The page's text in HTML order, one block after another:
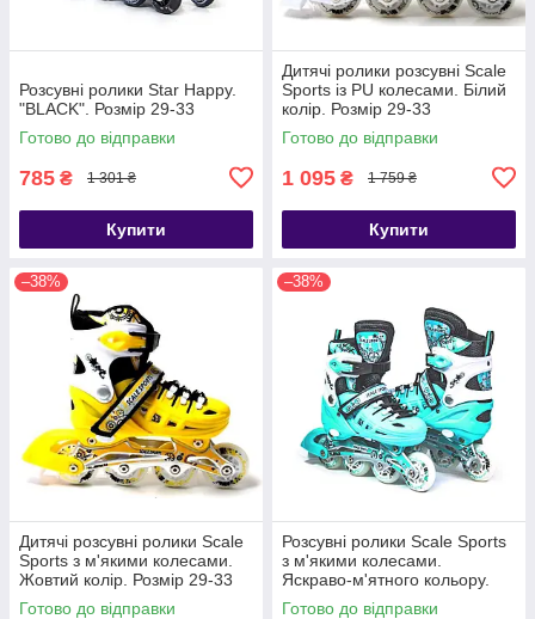
Розсувні ролики Star Happy.
"BLACK". Розмір 29-33
Готово до відправки
785 ₴ 1 301 ₴
Купити
Дитячі ролики розсувні Scale
Sports із PU колесами. Білий
колір. Розмір 29-33
Готово до відправки
1 095 ₴ 1 759 ₴
Купити
–38%
Дитячі розсувні ролики Scale
Sports з м'якими колесами.
Жовтий колір. Розмір 29-33
Готово до відправки
–38%
Розсувні ролики Scale Sports
з м'якими колесами.
Яскраво-м'ятного кольору.
Розмір 29-33
Готово до відправки